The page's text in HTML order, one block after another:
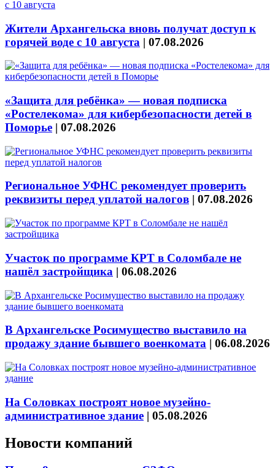
Жители Архангельска вновь получат доступ к
горячей воде с 10 августа | 07.08.2026
«Защита для ребёнка» — новая подписка
«Ростелекома» для кибербезопасности детей в
Поморье | 07.08.2026
Региональное УФНС рекомендует проверить
реквизиты перед уплатой налогов | 07.08.2026
Участок по программе КРТ в Соломбале не
нашёл застройщика | 06.08.2026
В Архангельске Росимущество выставило на
продажу здание бывшего военкомата | 06.08.2026
На Соловках построят новое музейно-
административное здание | 05.08.2026
Новости компаний